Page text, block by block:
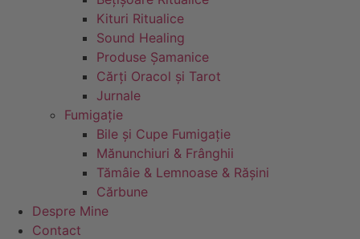
Kituri Ritualice
Sound Healing
Produse Șamanice
Cărți Oracol și Tarot
Jurnale
Fumigație
Bile și Cupe Fumigație
Mănunchiuri & Frânghii
Tămâie & Lemnoase & Rășini
Cărbune
Despre Mine
Contact